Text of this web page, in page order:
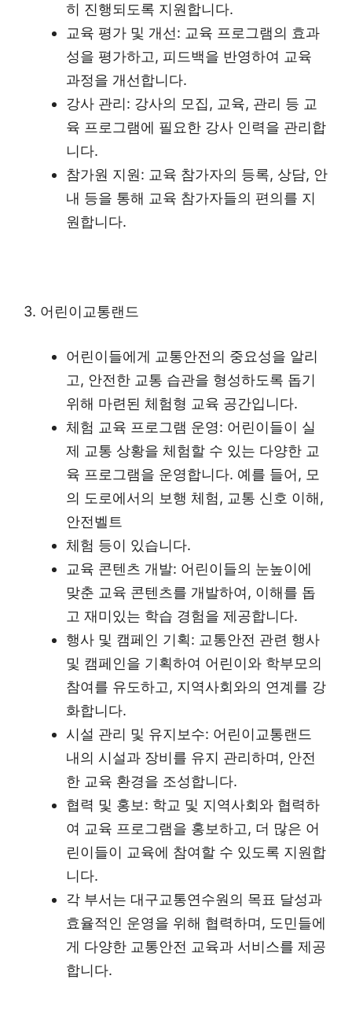
히 진행되도록 지원합니다.
교육 평가 및 개선: 교육 프로그램의 효과
성을 평가하고, 피드백을 반영하여 교육
과정을 개선합니다.
강사 관리: 강사의 모집, 교육, 관리 등 교
육 프로그램에 필요한 강사 인력을 관리합
니다.
참가원 지원: 교육 참가자의 등록, 상담, 안
내 등을 통해 교육 참가자들의 편의를 지
원합니다.
3. 어린이교통랜드
어린이들에게 교통안전의 중요성을 알리
고, 안전한 교통 습관을 형성하도록 돕기
위해 마련된 체험형 교육 공간입니다.
체험 교육 프로그램 운영: 어린이들이 실
제 교통 상황을 체험할 수 있는 다양한 교
육 프로그램을 운영합니다. 예를 들어, 모
의 도로에서의 보행 체험, 교통 신호 이해,
안전벨트
체험 등이 있습니다.
교육 콘텐츠 개발: 어린이들의 눈높이에
맞춘 교육 콘텐츠를 개발하여, 이해를 돕
고 재미있는 학습 경험을 제공합니다.
행사 및 캠페인 기획: 교통안전 관련 행사
및 캠페인을 기획하여 어린이와 학부모의
참여를 유도하고, 지역사회와의 연계를 강
화합니다.
시설 관리 및 유지보수: 어린이교통랜드
내의 시설과 장비를 유지 관리하며, 안전
한 교육 환경을 조성합니다.
협력 및 홍보: 학교 및 지역사회와 협력하
여 교육 프로그램을 홍보하고, 더 많은 어
린이들이 교육에 참여할 수 있도록 지원합
니다.
각 부서는 대구교통연수원의 목표 달성과
효율적인 운영을 위해 협력하며, 도민들에
게 다양한 교통안전 교육과 서비스를 제공
합니다.